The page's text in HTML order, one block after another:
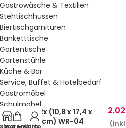
Gastrowäsche & Textilien
Stehtischhussen
Biertischgarnituren
Banketttische
Gartentische
Gartenstühle
Küche & Bar
Service, Buffet & Hotelbedarf
Gastromöbel
Schulmöbel
Sale %
Shop
Warenkorb
Mein Konto
Waffeleisen Rondo
– 2x (10,8 x 17,4 x
1,4cm) WR-04